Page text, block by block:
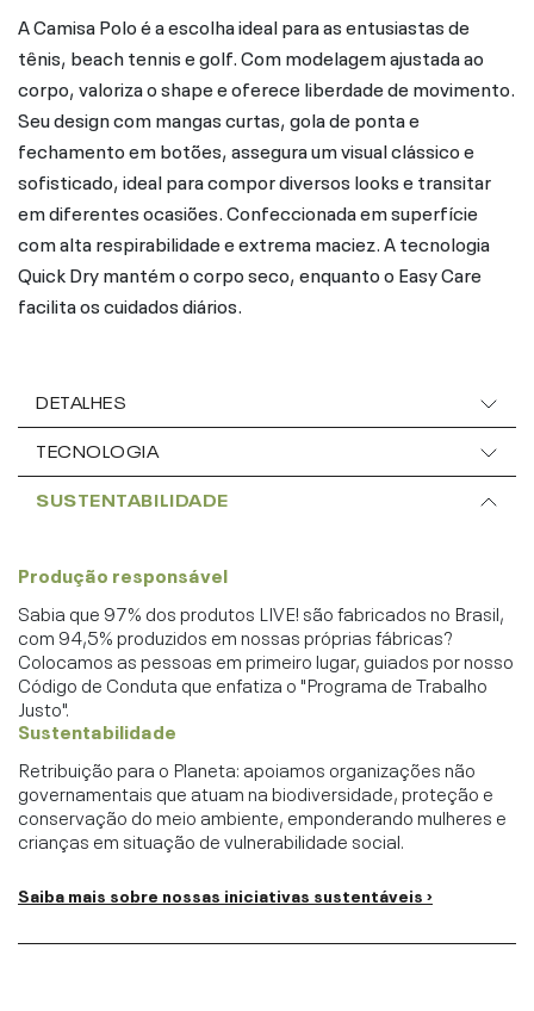
A Camisa Polo é a escolha ideal para as entusiastas de
tênis, beach tennis e golf. Com modelagem ajustada ao
corpo, valoriza o shape e oferece liberdade de movimento.
Seu design com mangas curtas, gola de ponta e
fechamento em botões, assegura um visual clássico e
sofisticado, ideal para compor diversos looks e transitar
em diferentes ocasiões. Confeccionada em superfície
com alta respirabilidade e extrema maciez. A tecnologia
Quick Dry mantém o corpo seco, enquanto o Easy Care
facilita os cuidados diários.
DETALHES
TECNOLOGIA
SUSTENTABILIDADE
Produção responsável
Sabia que 97% dos produtos LIVE! são fabricados no Brasil,
com 94,5% produzidos em nossas próprias fábricas?
Colocamos as pessoas em primeiro lugar, guiados por nosso
Código de Conduta que enfatiza o "Programa de Trabalho
Justo".
Sustentabilidade
Retribuição para o Planeta: apoiamos organizações não
governamentais que atuam na biodiversidade, proteção e
conservação do meio ambiente, emponderando mulheres e
crianças em situação de vulnerabilidade social.
Saiba mais sobre nossas iniciativas sustentáveis ›